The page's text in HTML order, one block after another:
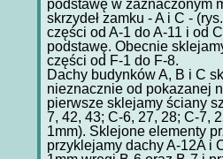
podstawę w zaznaczonym
skrzydeł zamku - A i C -
części od A-1 do A-11 i od
podstawę. Obecnie
części od F-1 do F-8.
Dachy budynków A, B i C
nieznacznie od pokazanej
pierwsze sklejamy ściany
7, 42, 43; C-6, 27, 28; C-7,
1mm). Sklejone elementy
przyklejamy dachy A-12A i